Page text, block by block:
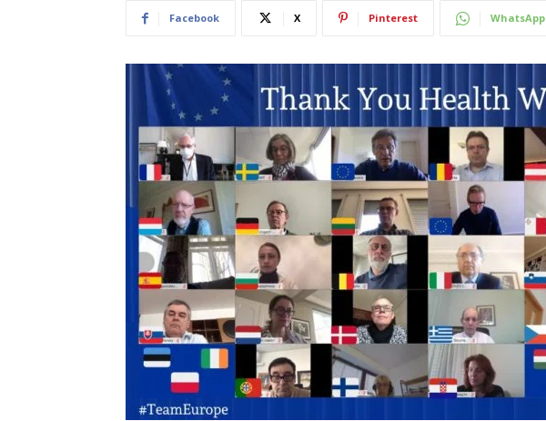
Facebook X Pinterest WhatsApp